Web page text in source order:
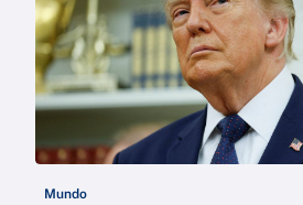
Mundo